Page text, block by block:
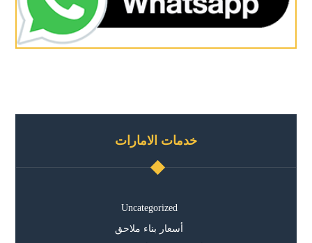
خدمات الامارات
Uncategorized
أسعار بناء ملاحق